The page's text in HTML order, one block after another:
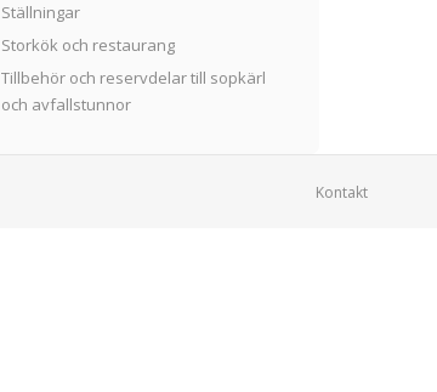
Ställningar
Storkök och restaurang
Tillbehör och reservdelar till sopkärl
och avfallstunnor
Kontakt